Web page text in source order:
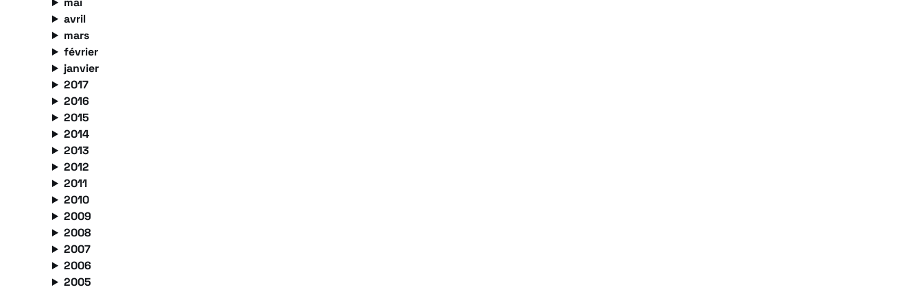
avril
mars
février
janvier
2017
2016
2015
2014
2013
2012
2011
2010
2009
2008
2007
2006
2005